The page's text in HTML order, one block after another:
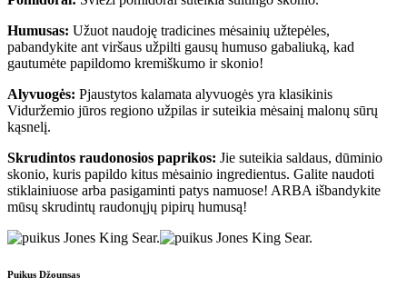
Humusas: Užuot naudoję tradicines mėsainių užtepėles,
pabandykite ant viršaus užpilti gausų humuso gabaliuką, kad
gautumėte papildomo kremiškumo ir skonio!
Alyvuogės: Pjaustytos kalamata alyvuogės yra klasikinis
Viduržemio jūros regiono užpilas ir suteikia mėsainį malonų sūrų
kąsnelį.
Skrudintos raudonosios paprikos: Jie suteikia saldaus, dūminio
skonio, kuris papildo kitus mėsainio ingredientus. Galite naudoti
stiklainiuose arba pasigaminti patys namuose! ARBA išbandykite
mūsų skrudintų raudonųjų pipirų humusą!
Puikus Džounsas